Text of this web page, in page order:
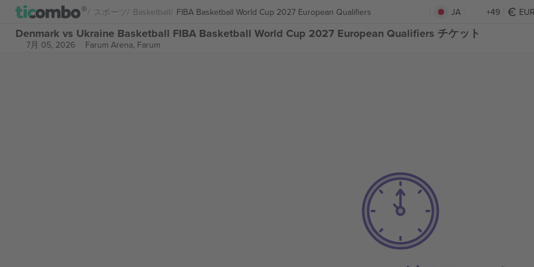
スポーツ Basketball FIBA Basketball World Cup 2027 European Qualifiers JA +49 EUR
Denmark vs Ukraine Basketball FIBA Basketball World Cup 2027 European Qualifiers チケット
7月 05, 2026 Farum Arena, Farum